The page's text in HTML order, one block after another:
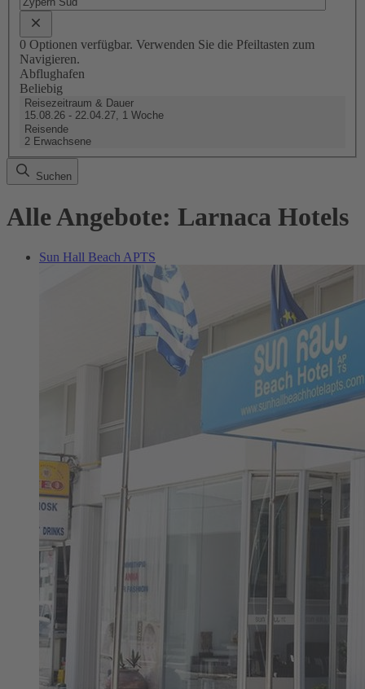
0 Optionen verfügbar. Verwenden Sie die Pfeiltasten zum
Navigieren.
Abflughafen
Beliebig
Reisezeitraum & Dauer
15.08.26 - 22.04.27, 1 Woche
Reisende
2 Erwachsene
Suchen
Alle Angebote: Larnaca Hotels
Sun Hall Beach APTS